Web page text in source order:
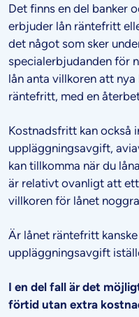
Det finns en del banker
erbjuder lån räntefritt
det något som sker
specialerbjudanden för
lån anta villkoren att
räntefritt, med en
Kostnadsfritt kan också
uppläggningsavgift,
kan tillkomma när du
är relativt ovanligt att
villkoren för lånet
Är lånet räntefritt
uppläggningsavgift
I en del fall är det
förtid utan extra